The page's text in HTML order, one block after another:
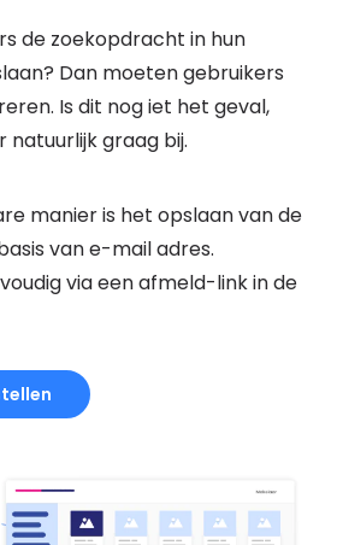
de zoekopdracht in hun
Dan moeten gebruikers
Is dit nog iet het geval,
natuurlijk graag bij.
manier is het opslaan van de
van e-mail adres.
via een afmeld-link in de